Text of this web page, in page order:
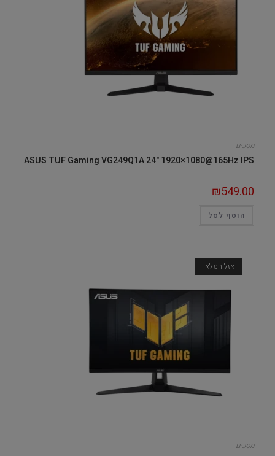
מסכים
ASUS TUF Gaming VG249Q1A 24" 1920×1080@165Hz IPS
₪549.00
הוסף לסל
אזל המלאי
מסכים